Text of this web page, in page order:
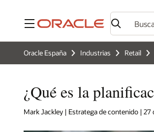
Menú
Oracle España Industrias Retail
¿Qué es la
Mark Jackley | Estratega de contenido | 27